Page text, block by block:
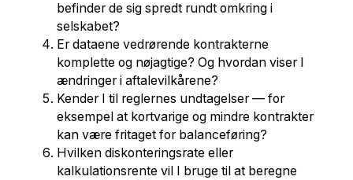
befinder de sig spredt rundt omkring i
selskabet?
Er dataene vedrørende kontrakterne
komplette og nøjagtige? Og hvordan viser I
ændringer i aftalevilkårene?
Kender I til reglernes undtagelser — for
eksempel at kortvarige og mindre kontrakter
kan være fritaget for balanceføring?
Hvilken diskonteringsrate eller
kalkulationsrente vil I bruge til at beregne